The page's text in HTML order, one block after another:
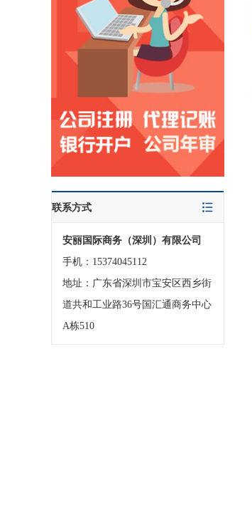
联系方式
安丽国际商务（深圳）有限公司
手机：15374045112
地址：广东省深圳市宝安区西乡街
道共和工业路36号国汇通商务中心
A栋510